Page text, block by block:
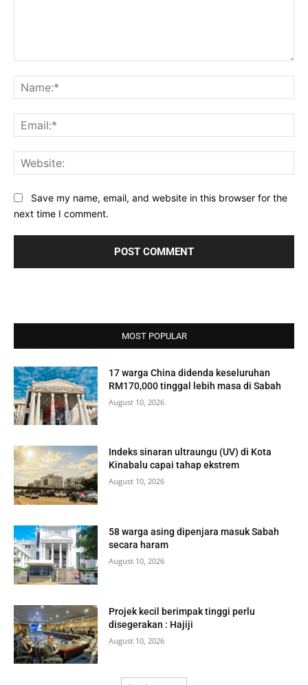
Save my name, email, and website in this browser for the
next time I comment.
MOST POPULAR
17 warga China didenda keseluruhan
RM170,000 tinggal lebih masa di Sabah
August 10, 2026
Indeks sinaran ultraungu (UV) di Kota
Kinabalu capai tahap ekstrem
August 10, 2026
58 warga asing dipenjara masuk Sabah
secara haram
August 10, 2026
Projek kecil berimpak tinggi perlu
disegerakan : Hajiji
August 10, 2026